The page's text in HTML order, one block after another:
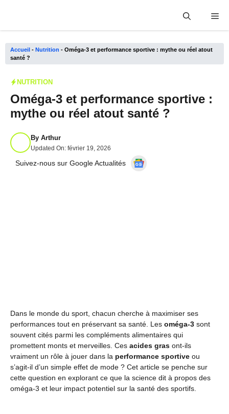
Accueil - Nutrition - Oméga-3 et performance sportive : mythe ou réel atout
santé ?
NUTRITION
Oméga-3 et performance sportive :
mythe ou réel atout santé ?
By Arthur
Updated On: février 19, 2026
Suivez-nous sur Google Actualités
Dans le monde du sport, chacun cherche à maximiser ses
performances tout en préservant sa santé. Les oméga-3 sont
souvent cités parmi les compléments alimentaires qui
promettent monts et merveilles. Ces acides gras ont-ils
vraiment un rôle à jouer dans la performance sportive ou
s’agit-il d’un simple effet de mode ? Cet article se penche sur
cette question en explorant ce que la science dit à propos des
oméga-3 et leur impact potentiel sur la santé des sportifs.